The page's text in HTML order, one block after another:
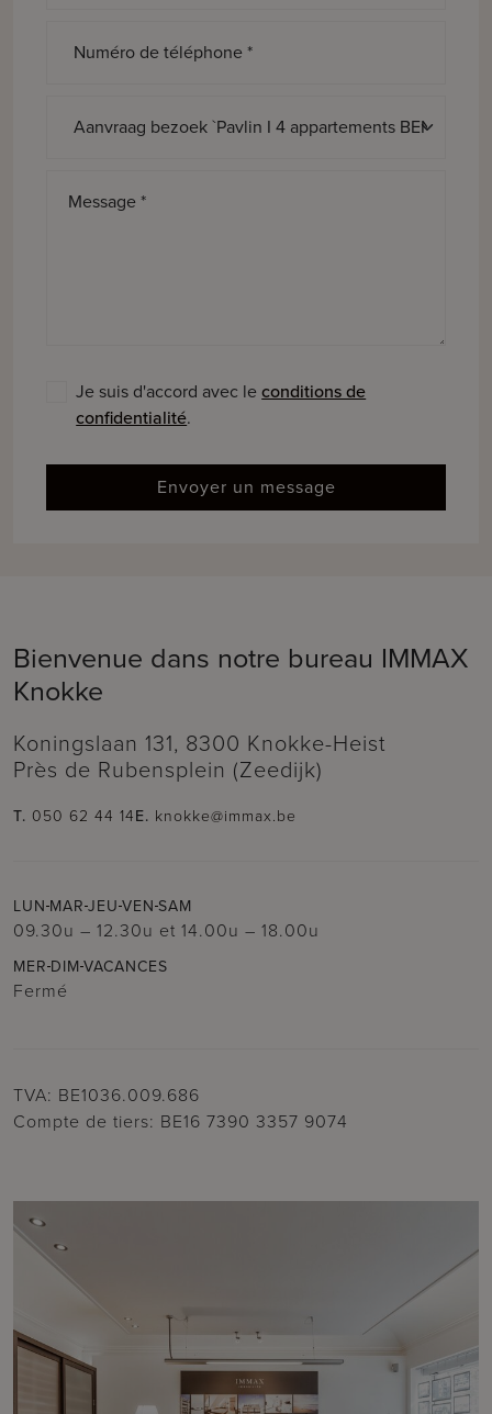
Numéro de téléphone *
Message *
Je suis d'accord avec leconditions de
confidentialité.
Envoyer un message
Bienvenue dans notre bureau IMMAX
Knokke
Koningslaan 131, 8300 Knokke-Heist
Près de Rubensplein (Zeedijk)
T. 050 62 44 14E. knokke@immax.be
LUN MAR JEU VEN SAM
09.30u – 12.30u et 14.00u – 18.00u
MER DIMVACANCES
Fermé
TVA: BE1036.009.686
Compte de tiers: BE16 7390 3357 9074